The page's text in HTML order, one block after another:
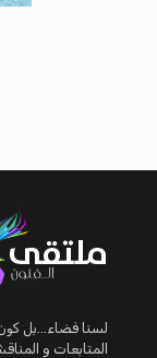
لسنا فضاء...بل كون
المتابعات و